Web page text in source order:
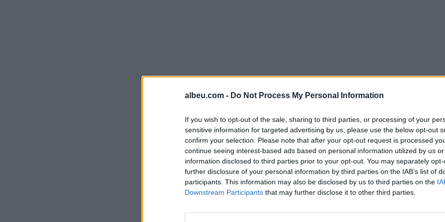
albeu.com - Do Not Process My Personal Information
If you wish to opt-out of the sale, sharing to third parties, or processing of your
sensitive information for targeted advertising by us, please use the below opt-out
confirm your selection. Please note that after your opt-out request is processed
continue seeing interest-based ads based on personal information utilized by us
information disclosed to third parties prior to your opt-out. You may separately
further disclosure of your personal information by third parties on the IAB’s list of
participants. This information may also be disclosed by us to third parties on the
Downstream Participants that may further disclose it to other third parties.